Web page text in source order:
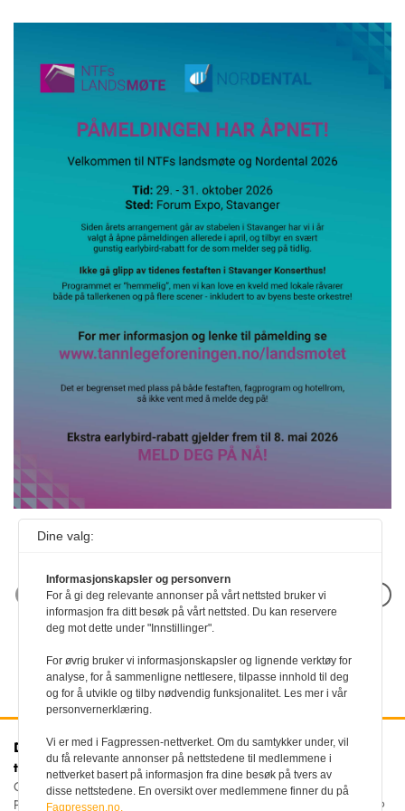
Neste artikkel
Den norske
tannlegeforenings Tidende
Christiania Torv 5, 0158 Oslo
Postboks 2073 Vika, 0125
Kontakt oss
Tlf:22 54 74 00
E-post:
tidende@tannlegeforeningen.no
Dine valg:
Informasjonskapsler og personvern
For å gi deg relevante annonser på vårt nettsted bruker vi
informasjon fra ditt besøk på vårt nettsted. Du kan reservere
deg mot dette under "Innstillinger".
For øvrig bruker vi informasjonskapsler og lignende verktøy for
analyse, for å sammenligne nettlesere, tilpasse innhold til deg
og for å utvikle og tilby nødvendig funksjonalitet. Les mer i vår
personvernerklæring.
Vi er med i Fagpressen-nettverket. Om du samtykker under, vil
du få relevante annonser på nettstedene til medlemmene i
nettverket basert på informasjon fra dine besøk på tvers av
disse nettstedene. En oversikt over medlemmene finner du på
Fagpressen.no.